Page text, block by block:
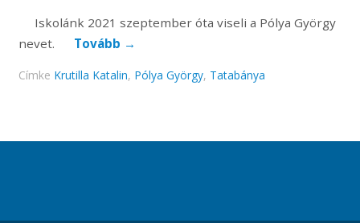
Iskolánk 2021 szeptember óta viseli a Pólya György
nevet.
Tovább →
Címke Krutilla Katalin, Pólya György, Tatabánya